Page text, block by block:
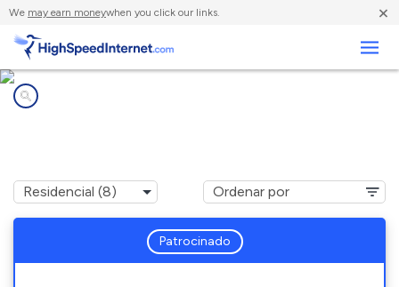
We may earn moneywhen you click our links. ×
Patrocinado